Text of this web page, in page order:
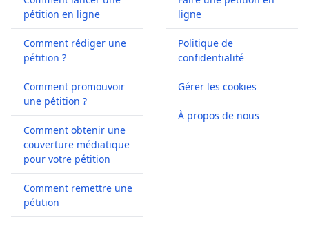
pétition en ligne
Comment rédiger une
pétition ?
Comment promouvoir
une pétition ?
Comment obtenir une
couverture médiatique
pour votre pétition
Comment remettre une
pétition
ligne
Politique de
confidentialité
Gérer les cookies
À propos de nous